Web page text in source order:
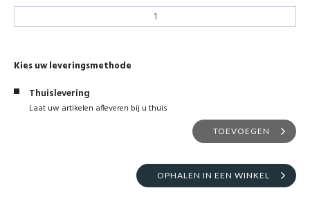
Kies uw leveringsmethode
Thuislevering
Laat uw artikelen afleveren bij u thuis
TOEVOEGEN
OPHALEN IN EEN WINKEL